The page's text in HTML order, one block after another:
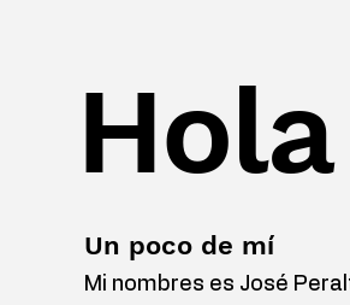
Hola
Un poco de mí
Mi nombres es José